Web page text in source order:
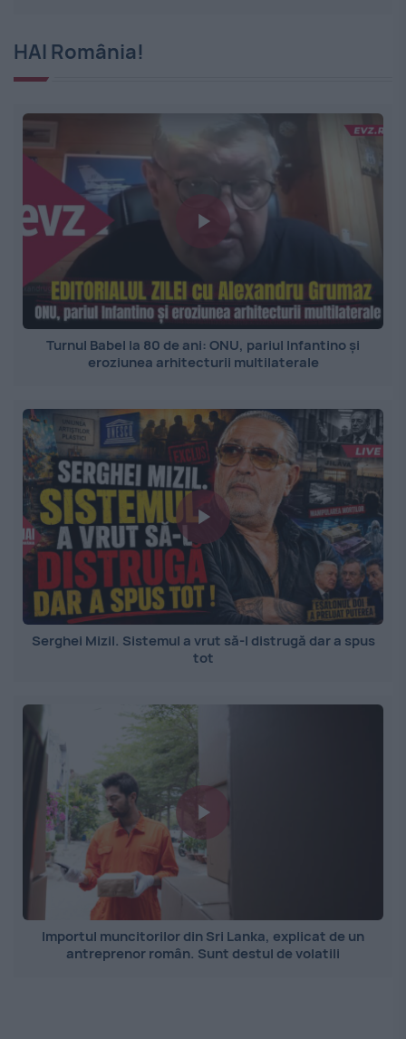
HAI România!
Turnul Babel la 80 de ani: ONU, pariul Infantino și
eroziunea arhitecturii multilaterale
Serghei Mizil. Sistemul a vrut să-l distrugă dar a spus
tot
Importul muncitorilor din Sri Lanka, explicat de un
antreprenor român. Sunt destul de volatili